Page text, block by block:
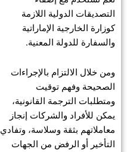
التصديقات الدولية اللازمة
كوزارة الخارجية الإماراتية
والسفارة للدولة المعنية.
ومن خلال الالتزام بالإجراءات
الصحيحة وفهم توقيت
ومتطلبات الترجمة القانونية،
يمكن للأفراد والشركات إنجاز
معاملاتهم بثقة وسلاسة، وتفادي
التأخير أو الرفض من الجهات